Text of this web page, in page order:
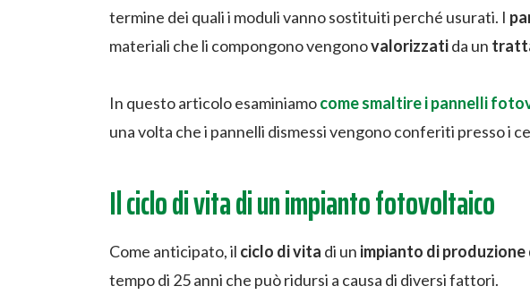
termine dei quali i moduli vanno sostituiti perché usurati. I
materiali che li compongono vengonovalorizzatida un
In questo articolo esaminiamocome smaltire i pannelli
una volta che i pannelli dismessi vengono conferiti presso i
Il ciclo di vita di un impianto fotovoltaico
Come anticipato, il ciclo di vita di un impianto di
tempo di 25 anni che può ridursi a causa di diversi fattori.